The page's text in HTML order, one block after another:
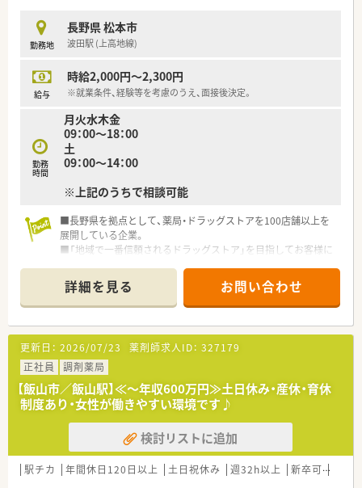
■店舗内は整理整頓が行き届いており、働きやすさを考慮した動
線確保や設備投資が積極的に行われています。
■定期的にミーティングや勉強会が開催されており、スタッフ間
勤務地
長野県 松本市
波田駅 (上高地線)
給与
時給2,000円～2,300円
※就業条件、経験等を考慮のうえ、面接後決定。
勤務
時間
月火水木金
09：00～18：00
土
09：00～14：00
※上記のうちで相談可能
■長野県を拠点として、薬局・ドラッグストアを100店舗以上を
展開している企業。
■「地域で一番信頼されるドラッグストア」を目指してお客様に
■2015年には大手医薬品企業の参加に入り、さらなる飛躍を目
指している活気ある企業です。
■グループとしての全体研修があり、スキルアップができる環境
です。
■地域のかかりつけ薬局として、アットホームな雰囲気の中でご
勤務頂けます。
詳細を見る お問い合わせ
更新日： 2026/07/23 薬剤師求人ID： 327179
正社員
調剤薬局
【飯山市／飯山駅】≪～年収600万円≫土日休み・産休・育休
制度あり・女性が働きやすい環境です♪
検討リストに追加
駅チカ 年間休日120日以上 土日祝休み 週32h以上 新卒可